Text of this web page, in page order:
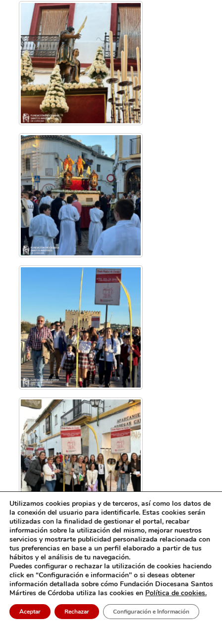
Utilizamos cookies propias y de terceros, así como los datos de
la conexión del usuario para identificarle. Estas cookies serán
utilizadas con la finalidad de gestionar el portal, recabar
información sobre la utilización del mismo, mejorar nuestros
servicios y mostrarte publicidad personalizada relacionada con
tus preferencias en base a un perfil elaborado a partir de tus
hábitos y el análisis de tu navegación.
Puedes configurar o rechazar la utilización de cookies haciendo
click en “Configuración e información" o si deseas obtener
información detallada sobre cómo Fundación Diocesana Santos
Mártires de Córdoba utiliza las cookies en Política de cookies.
Aceptar Rechazar Configuración e Información